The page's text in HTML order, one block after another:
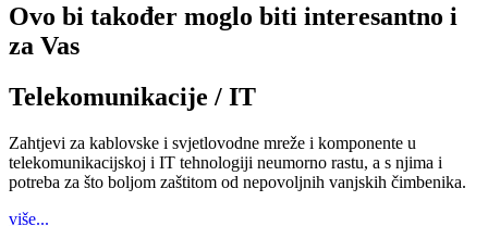
Ovo bi također moglo biti interesantno i
za Vas
Telekomunikacije / IT
Zahtjevi za kablovske i svjetlovodne mreže i komponente u
telekomunikacijskoj i IT tehnologiji neumorno rastu, a s njima i
potreba za što boljom zaštitom od nepovoljnih vanjskih čimbenika.
više...